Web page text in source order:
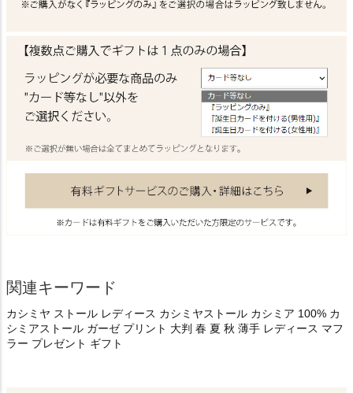
関連キーワード
カシミヤ ストール レディース カシミヤストール カシミア 100% カ
シミアストール ガーゼ プリント 大判 春 夏 秋 薄手 レディース マフ
ラー プレゼント ギフト